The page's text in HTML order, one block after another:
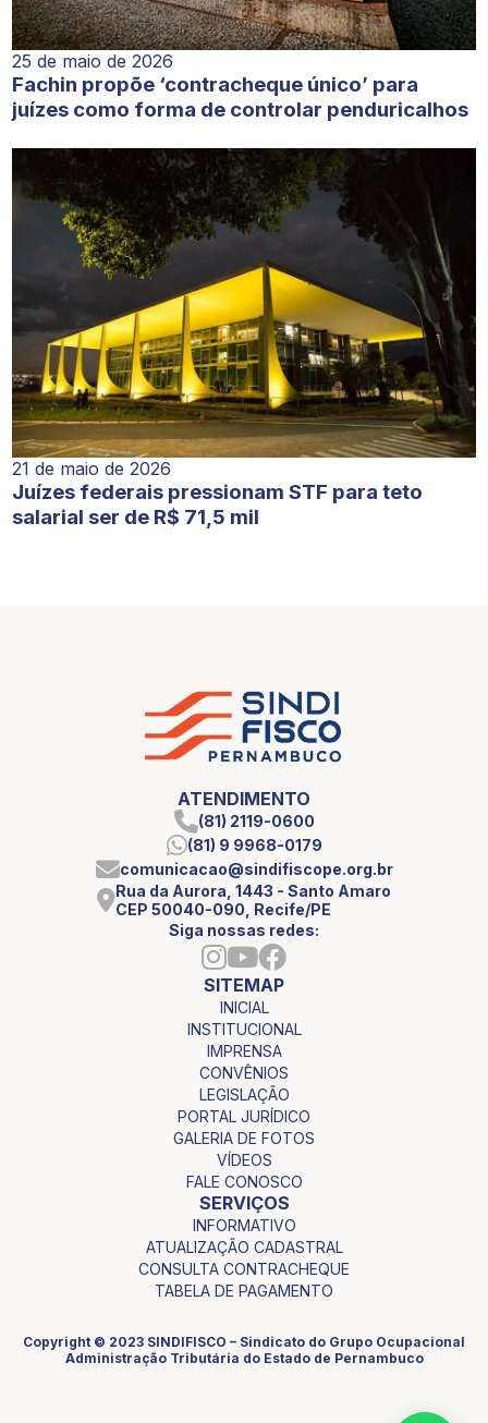
25 de maio de 2026
Fachin propõe ‘contracheque único’ para
juízes como forma de controlar penduricalhos
21 de maio de 2026
Juízes federais pressionam STF para teto
salarial ser de R$ 71,5 mil
ATENDIMENTO
(81) 2119-0600
(81) 9 9968-0179
comunicacao@sindifiscope.org.br
Rua da Aurora, 1443 - Santo Amaro
CEP 50040-090, Recife/PE
Siga nossas redes:
SITEMAP
INICIAL
INSTITUCIONAL
IMPRENSA
CONVÊNIOS
LEGISLAÇÃO
PORTAL JURÍDICO
GALERIA DE FOTOS
VÍDEOS
FALE CONOSCO
SERVIÇOS
INFORMATIVO
ATUALIZAÇÃO CADASTRAL
CONSULTA CONTRACHEQUE
TABELA DE PAGAMENTO
Copyright © 2023 SINDIFISCO – Sindicato do Grupo Ocupacional
Administração Tributária do Estado de Pernambuco